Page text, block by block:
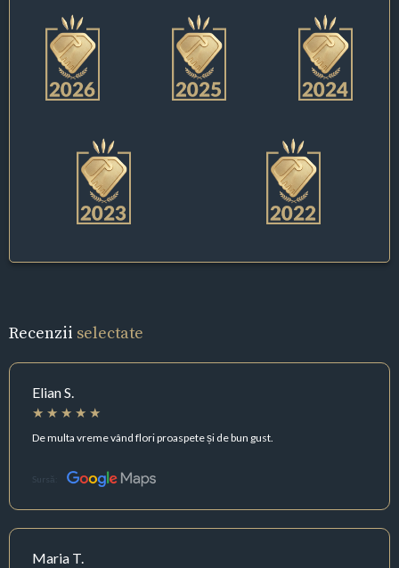
Recenzii selectate
Elian S.
De multa vreme vând flori proaspete și de bun gust.
Sursă:
Maria T.